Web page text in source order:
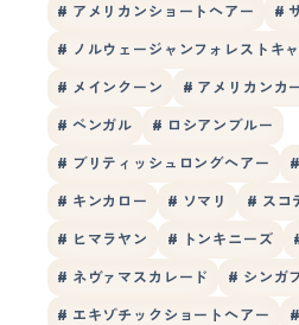
# アメリカンショートヘアー #
# ノルウェージャンフォレストキ
# メインクーン # アメリカンカ
# ベンガル # ロシアンブルー
# ブリティッシュロングヘアー
# キンカロー # ソマリ # スコ
# ヒマラヤン # トンキニーズ
# ネヴァマスカレード # シンガ
# エキゾチックショートヘアー